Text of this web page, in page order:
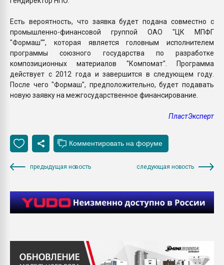
Есть вероятность, что заявка будет подана совместно с
промышленно-финансовой группой ОАО "ЦК МПФГ
"Формаш"", которая является головным исполнителем
программы союзного государства по разработке
композиционных материалов "Компомат". Программа
действует с 2012 года и завершится в следующем году.
После чего "Формаш", предположительно, будет подавать
новую заявку на межгосударственное финансирование.
ПластЭксперт
предыдущая новость следующая новость